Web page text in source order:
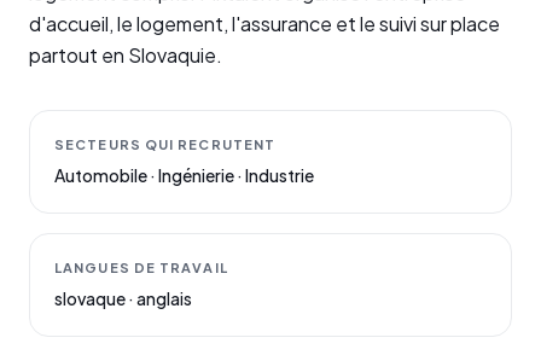
d'accueil, le logement, l'assurance et le suivi sur place
partout en Slovaquie.
SECTEURS QUI RECRUTENT
Automobile · Ingénierie · Industrie
LANGUES DE TRAVAIL
slovaque · anglais